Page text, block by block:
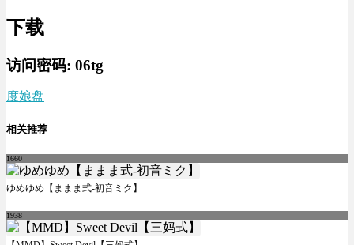
下载
访问密码: 06tg
度娘盘
相关推荐
1660
ゆめゆめ【ままま式-初音ミク】
1938